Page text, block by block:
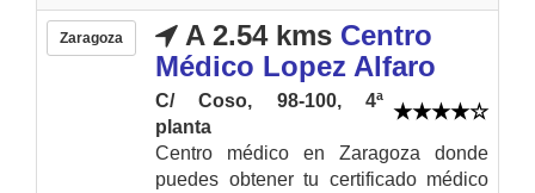
Zaragoza A 2.54 kms Centro
Médico Lopez Alfaro
C/ Coso, 98-100, 4ª
planta
Centro médico en Zaragoza donde
puedes obtener tu certificado médico